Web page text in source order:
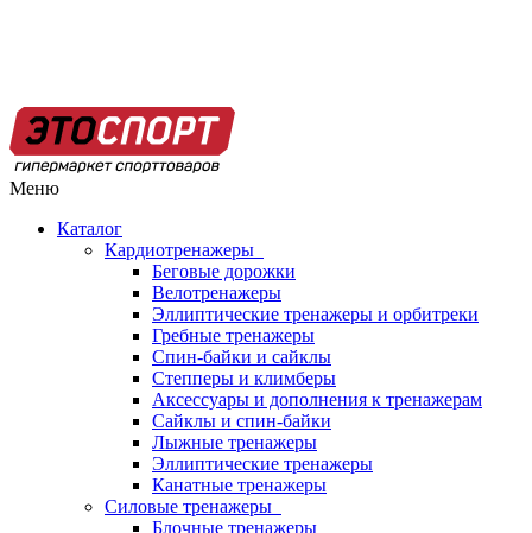
Меню
Каталог
Кардиотренажеры
Беговые дорожки
Велотренажеры
Эллиптические тренажеры и орбитреки
Гребные тренажеры
Спин-байки и сайклы
Степперы и климберы
Аксессуары и дополнения к тренажерам
Сайклы и спин-байки
Лыжные тренажеры
Эллиптические тренажеры
Канатные тренажеры
Силовые тренажеры
Блочные тренажеры